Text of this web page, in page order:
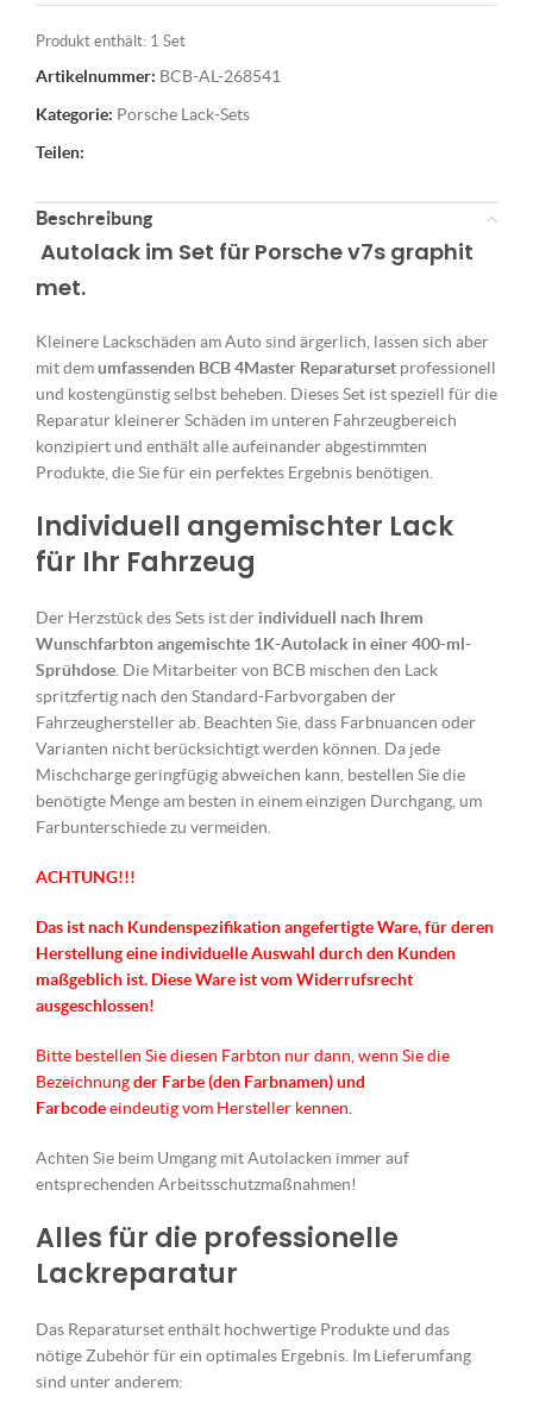
Produkt enthält: 1 Set
Artikelnummer: BCB-AL-268541
Kategorie: Porsche Lack-Sets
Teilen:
Beschreibung
Autolack im Set für Porsche v7s graphit
met.
Kleinere Lackschäden am Auto sind ärgerlich, lassen sich aber
mit demumfassenden BCB 4Master Reparaturset professionell
und kostengünstig selbst beheben. Dieses Set ist speziell für die
Reparatur kleinerer Schäden im unteren Fahrzeugbereich
konzipiert und enthält alle aufeinander abgestimmten
Produkte, die Sie für ein perfektes Ergebnis benötigen.
Individuell angemischter Lack
für Ihr Fahrzeug
Der Herzstück des Sets ist der individuell nach Ihrem
Wunschfarbton angemischte 1K-Autolack in einer 400-ml-
Sprühdose . Die Mitarbeiter von BCB mischen den Lack
spritzfertig nach den Standard-Farbvorgaben der
Fahrzeughersteller ab. Beachten Sie, dass Farbnuancen oder
Varianten nicht berücksichtigt werden können. Da jede
Mischcharge geringfügig abweichen kann, bestellen Sie die
benötigte Menge am besten in einem einzigen Durchgang, um
Farbunterschiede zu vermeiden.
ACHTUNG!!!
Das ist nach Kundenspezifikation angefertigte Ware, für deren
Herstellung eine individuelle Auswahl durch den Kunden
maßgeblich ist. Diese Ware ist vom Widerrufsrecht
ausgeschlossen!
Bitte bestellen Sie diesen Farbton nur dann, wenn Sie die
Bezeichnungder Farbe (den Farbnamen) und
Farbcodeeindeutig vom Hersteller kennen.
Achten Sie beim Umgang mit Autolacken immer auf
entsprechenden Arbeitsschutzmaßnahmen!
Alles für die professionelle
Lackreparatur
Das Reparaturset enthält hochwertige Produkte und das
nötige Zubehör für ein optimales Ergebnis. Im Lieferumfang
sind unter anderem: